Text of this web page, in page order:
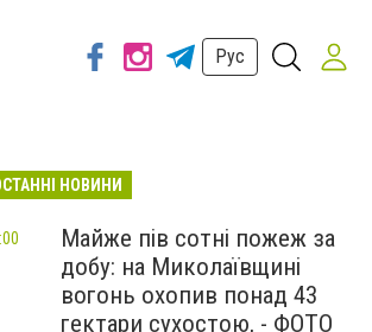
Рус
НОВИНИ
Майже пів сотні пожеж за
добу: на Миколаївщині
вогонь охопив понад 43
гектари сухостою, - ФОТО